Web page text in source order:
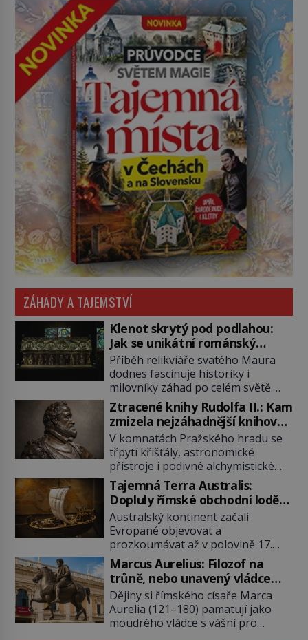
ZÁHADY A TAJEMSTVÍ
Klenot skrytý pod podlahou:
Jak se unikátní románský
poklad dostal do zapadlého
Bečova?
Příběh relikviáře svatého Maura
dodnes fascinuje historiky i
milovníky záhad po celém světě.
Tato románská zlatnická památka
ze 13. století je po českých
korunovačních klenotech druhým
nejcennějším movitým majetkem v
České republice. Přestože byl
klenot v roce 1985 po dramatickém
pátrání kriminalistů úspěšně
nalezen, jeho minulost stále
obestírá hustá mlha. Otázky, jak
přesně se tato […]
Ztracené knihy Rudolfa II.: Kam
zmizela nejzáhadnější knihovna
Evropy?
V komnatách Pražského hradu se
třpytí křišťály, astronomické
přístroje i podivné alchymistické
rukopisy. Císař Rudolf II.
shromažďuje vše, co souvisí s
tajemstvím přírody, hvězd i
lidského poznání. Jenže po jeho
smrti se jeho slavné sbírky začínají
rozpadat a část z nich mizí navždy.
Kdo odnesl nejvzácnější knihy? A
existují ještě někde zapomenuté
rukopisy, které nikdo […]
Tajemná Terra Australis:
Dopluly římské obchodní lodě
až do Austrálie?
Australský kontinent začali
Evropané objevovat a
prozkoumávat až v polovině 17.
století. Existuje však možnost, že
by se o tento vzdálený kontinent
mohly zajímat již evropské
starověké civilizace, a to o 15
století dříve? Již od starověku
kartografové zakreslovali do map
Marcus Aurelius: Filozof na
trůně, nebo unavený vládce
závislý na opiu?
Dějiny si římského císaře Marca
Aurelia (121–180) pamatují jako
moudrého vládce s vášní pro